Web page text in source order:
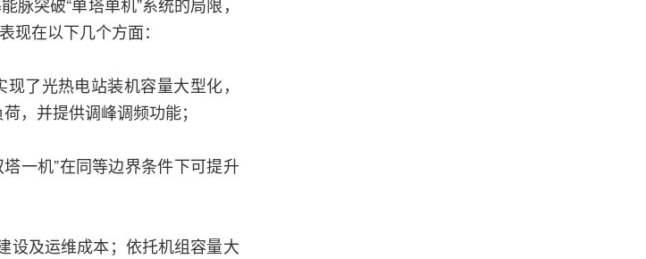
现在以下几个方面：
了光热电站装机容量大型化，
，并提供调峰调频功能；
一机”在同等边界条件下可提升
设及运维成本；依托机组容量大